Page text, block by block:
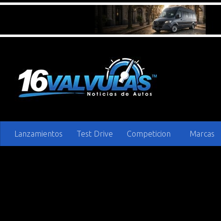
Lanzamientos Test Drive Competicion Marcas